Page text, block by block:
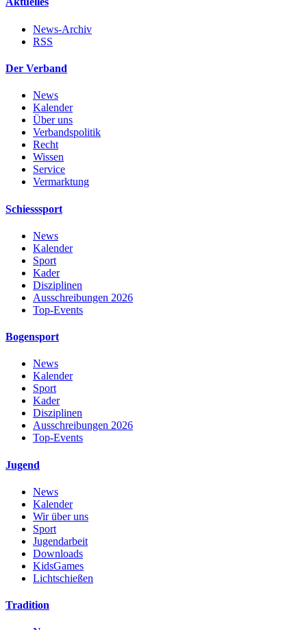
News-Archiv
RSS
Der Verband
News
Kalender
Über uns
Verbandspolitik
Recht
Wissen
Service
Vermarktung
Schiesssport
News
Kalender
Sport
Kader
Disziplinen
Ausschreibungen 2026
Top-Events
Bogensport
News
Kalender
Sport
Kader
Disziplinen
Ausschreibungen 2026
Top-Events
Jugend
News
Kalender
Wir über uns
Sport
Jugendarbeit
Downloads
KidsGames
Lichtschießen
Tradition